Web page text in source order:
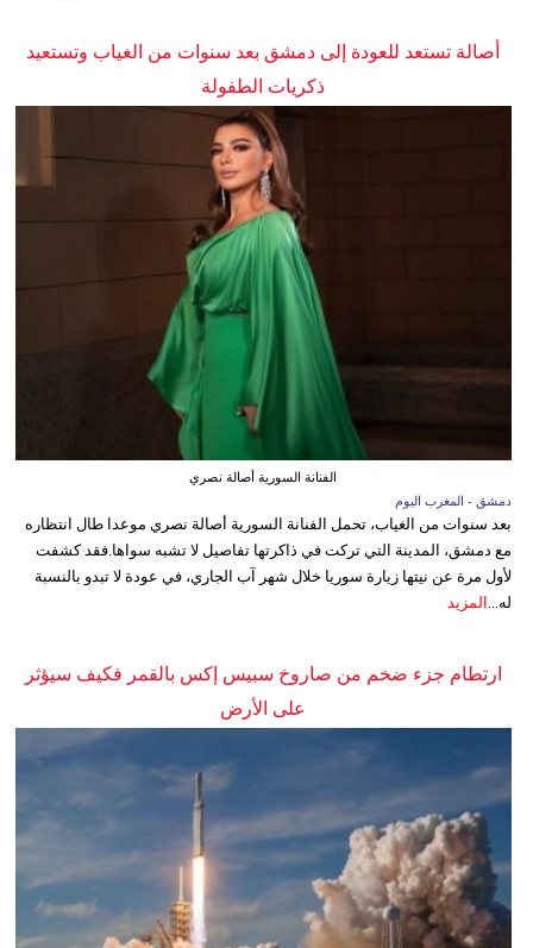
أصالة تستعد للعودة إلى دمشق بعد سنوات من الغياب وتستعيد
ذكريات الطفولة
الفنانة السورية أصالة نصري
دمشق - المغرب اليوم
بعد سنوات من الغياب، تحمل الفنانة السورية أصالة نصري موعدا طال انتظاره
مع دمشق، المدينة التي تركت في ذاكرتها تفاصيل لا تشبه سواها.فقد كشفت
لأول مرة عن نيتها زيارة سوريا خلال شهر آب الجاري، في عودة لا تبدو بالنسبة
له...
المزيد
ارتطام جزء ضخم من صاروخ سبيس إكس بالقمر فكيف سيؤثر
على الأرض